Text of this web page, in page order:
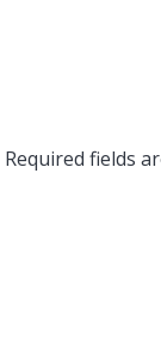
Required fields